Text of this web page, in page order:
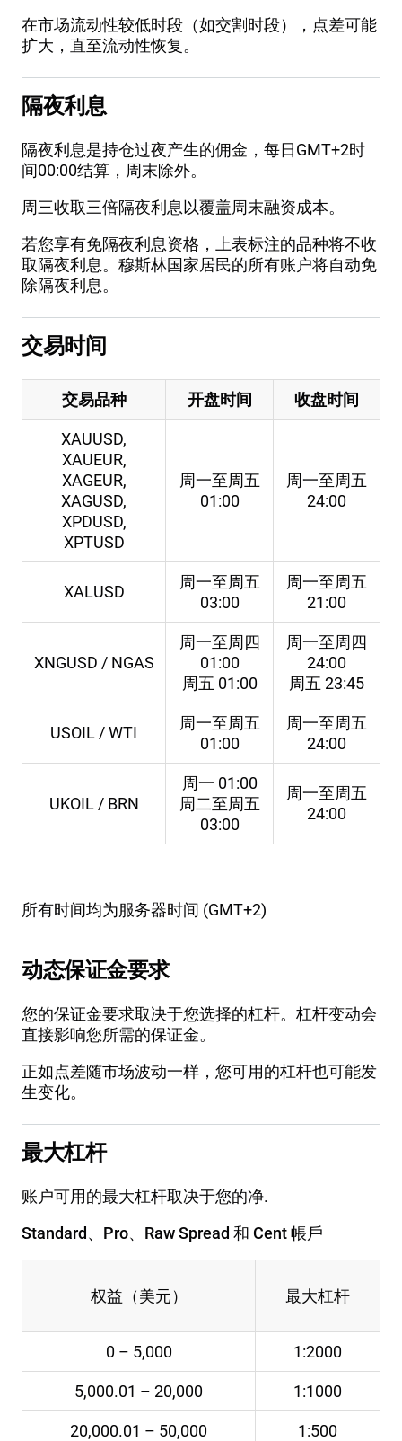
在市场流动性较低时段（如交割时段），点差可能
扩大，直至流动性恢复。
隔夜利息
隔夜利息是持仓过夜产生的佣金，每日GMT+2时
间00:00结算，周末除外。
周三收取三倍隔夜利息以覆盖周末融资成本。
若您享有免隔夜利息资格，上表标注的品种将不收
取隔夜利息。穆斯林国家居民的所有账户将自动免
除隔夜利息。
交易时间
交易品种 开盘时间 收盘时间
XAUUSD,
XAUEUR,
XAGEUR,
XAGUSD,
XPDUSD,
XPTUSD
周一至周五
01:00
周一至周五
24:00
XALUSD
周一至周五
03:00
周一至周五
21:00
XNGUSD / NGAS
周一至周四
01:00
周五 01:00
周一至周四
24:00
周五 23:45
USOIL / WTI
周一至周五
01:00
周一至周五
24:00
UKOIL / BRN
周一 01:00
周二至周五
03:00
周一至周五
24:00
所有时间均为服务器时间 (GMT+2)
动态保证金要求
您的保证金要求取决于您选择的杠杆。杠杆变动会
直接影响您所需的保证金。
正如点差随市场波动一样，您可用的杠杆也可能发
生变化。
最大杠杆
账户可用的最大杠杆取决于您的净.
Standard、Pro、Raw Spread 和 Cent 帳戶
权益（美元） 最大杠杆
0 – 5,000 1:2000
5,000.01 – 20,000 1:1000
20,000.01 – 50,000 1:500